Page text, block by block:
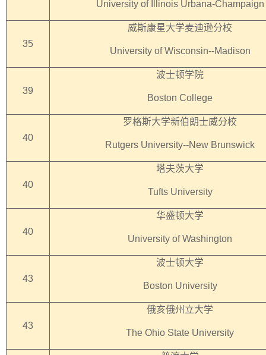
University of Illinois Urbana-Champaign
35
威斯康星大学麦迪逊分校
University of Wisconsin--Madison
39
波士顿学院
Boston College
40
罗格斯大学新伯朗士威分校
Rutgers University--New Brunswick
40
塔夫茨大学
Tufts University
40
华盛顿大学
University of Washington
43
波士顿大学
Boston University
43
俄亥俄州立大学
The Ohio State University